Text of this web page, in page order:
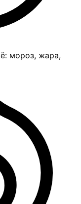
мороз, жара,